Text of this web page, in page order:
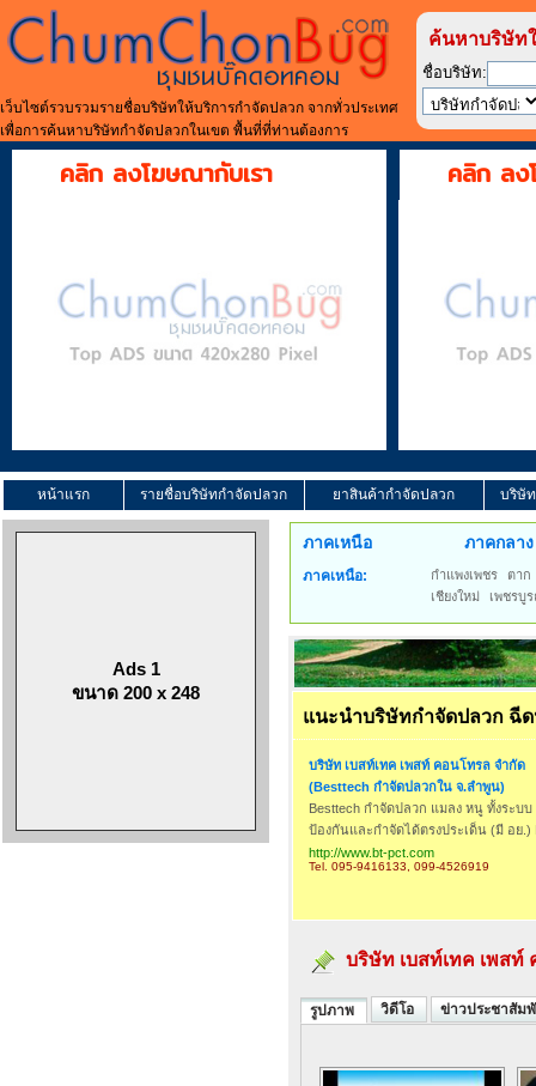
เว็บไซต์รวบรวมรายชื่อบริษัทให้บริการกำจัดปลวก จากทั่วประเทศ
เพื่อการค้นหาบริษัทกำจัดปลวกในเขต พื้นที่ที่ท่านต้องการ
ค้นหาบริษัท
ชื่อบริษัท:
คลิก ลงโฆษณากับเรา คลิก ลง
หน้าแรก รายชื่อบริษัทกำจัดปลวก ยาสินค้ากำจัดปลวก บริษั
Ads 1
ขนาด 200 x 248
ภาคเหนือ ภาคกลาง
ภาคเหนือ: กำแพงเพชร
ตาก
เชียงใหม่
เพชรบู
แนะนำบริษัทกำจัดปลวก ฉี
บริษัท เบสท์เทค เพสท์ คอนโทรล จำกัด
(Besttech กำจัดปลวกใน จ.ลำพูน)
Besttech กำจัดปลวก แมลง หนู ทั้งระบบ
ป้องกันและกำจัดได้ตรงประเด็น (มี อย.)
http://www.bt-pct.com
Tel. 095-9416133, 099-4526919
บริษัท เบสท์เทค เพสท์
รูปภาพ วิดีโอ ข่าวประชาสัม